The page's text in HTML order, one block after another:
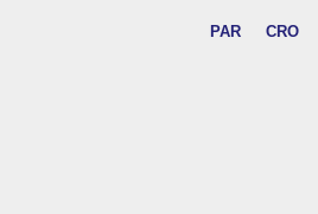
PAR CRO